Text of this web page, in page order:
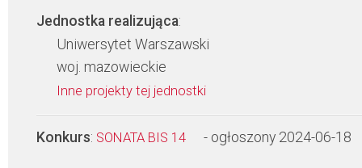
Jednostka realizująca:
Uniwersytet Warszawski
woj. mazowieckie
Inne projekty tej jednostki
Konkurs: SONATA BIS 14 - ogłoszony 2024-06-18